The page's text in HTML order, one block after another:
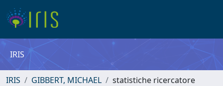
IRIS
IRIS GIBBERT, MICHAEL statistiche ricercatore